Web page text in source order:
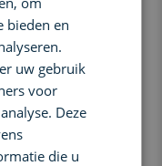
frisse kurkuma en
vurige hars, olibanum.
multidimensionale
sandelhout - vindt zijn
bieden en
uw gebruik
voor
Deze
die u